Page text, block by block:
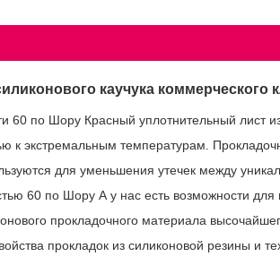
каучука коммерческого
60 по Шору Красный уплотнительный лист
к экстремальным температурам.
для уменьшения утечек между
60 по Шору А у нас есть возможности
прокладочного материала
прокладок из силиконовой резины и